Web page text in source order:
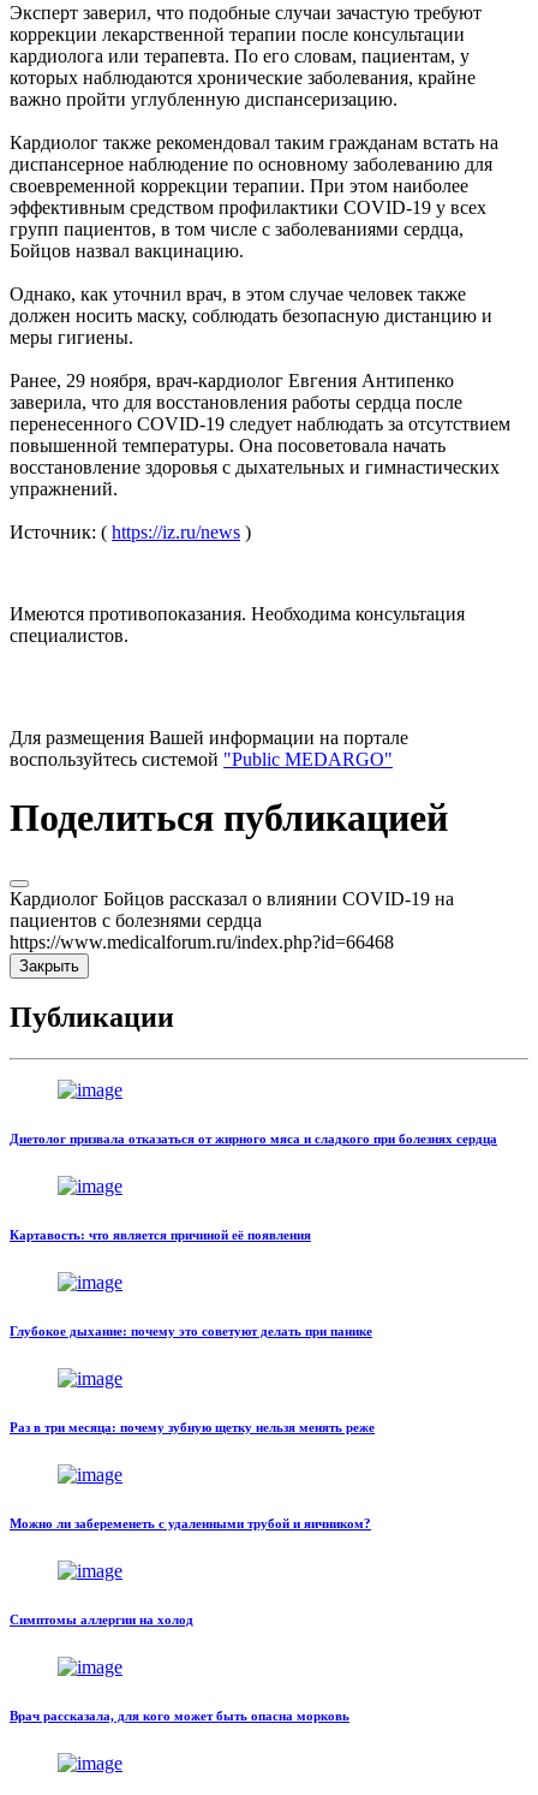
Эксперт заверил, что подобные случаи зачастую требуют
коррекции лекарственной терапии после консультации
кардиолога или терапевта. По его словам, пациентам, у
которых наблюдаются хронические заболевания, крайне
важно пройти углубленную диспансеризацию.
Кардиолог также рекомендовал таким гражданам встать на
диспансерное наблюдение по основному заболеванию для
своевременной коррекции терапии. При этом наиболее
эффективным средством профилактики COVID-19 у всех
групп пациентов, в том числе с заболеваниями сердца,
Бойцов назвал вакцинацию.
Однако, как уточнил врач, в этом случае человек также
должен носить маску, соблюдать безопасную дистанцию и
меры гигиены.
Ранее, 29 ноября, врач-кардиолог Евгения Антипенко
заверила, что для восстановления работы сердца после
перенесенного COVID-19 следует наблюдать за отсутствием
повышенной температуры. Она посоветовала начать
восстановление здоровья с дыхательных и гимнастических
упражнений.
Источник: ( https://iz.ru/news )
Имеются противопоказания. Необходима консультация
специалистов.
Для размещения Вашей информации на портале
воспользуйтесь системой "Public MEDARGO"
Поделиться публикацией
Кардиолог Бойцов рассказал о влиянии COVID-19 на
пациентов с болезнями сердца
https://www.medicalforum.ru/index.php?id=66468
Закрыть
Публикации
Диетолог призвала отказаться от жирного мяса и сладкого при болезнях сердца
Картавость: что является причиной её появления
Глубокое дыхание: почему это советуют делать при панике
Раз в три месяца: почему зубную щетку нельзя менять реже
Можно ли забеременеть с удаленными трубой и яичником?
Симптомы аллергии на холод
Врач рассказала, для кого может быть опасна морковь